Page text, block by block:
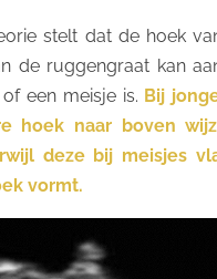
stelt dat de hoek
de ruggengraat kan
een meisje is. Bij
hoek naar boven
deze bij meisjes
vormt.